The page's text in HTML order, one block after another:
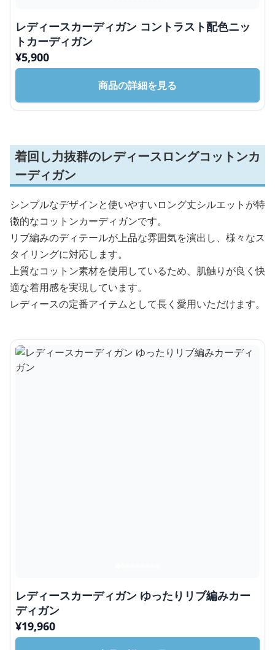
レディースカーディガン コントラスト配色ニッ
トカーディガン
¥5,900
商品の詳細を見る
着回し力抜群のレディースロングコットンカ
ーディガン
シンプルなデザインと使いやすいロング丈シルエットが特
徴的なコットンカーディガンです。
リブ編みのディテールが上品な雰囲気を演出し、様々なス
タイリングに対応します。
上質なコットン素材を使用しているため、肌触りが良く快
適な着用感を実現しています。
レディースの定番アイテムとして長く愛用いただけます。
レディースカーディガン ゆったりリブ編みカー
ディガン
¥19,960